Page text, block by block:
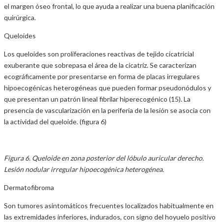
el margen óseo frontal, lo que ayuda a realizar una buena planificación
quirúrgica.
Queloides
Los queloides son proliferaciones reactivas de tejido cicatricial
exuberante que sobrepasa el área de la cicatriz. Se caracterizan
ecográficamente por presentarse en forma de placas irregulares
hipoecogénicas heterogéneas que pueden formar pseudonódulos y
que presentan un patrón lineal fibrilar hiperecogénico (15). La
presencia de vascularización en la periferia de la lesión se asocia con
la actividad del queloide. (figura 6)
Figura 6. Queloide en zona posterior del lóbulo auricular derecho.
Lesión nodular irregular hipoecogénica heterogénea.
Dermatofibroma
Son tumores asintomáticos frecuentes localizados habitualmente en
las extremidades inferiores, indurados, con signo del hoyuelo positivo